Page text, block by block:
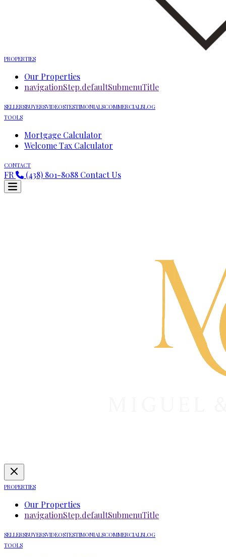
PROPERTIES
Our Properties
navigationStep.defaultSubmenuTitle
SELLERSBUYERSVIDEOSTESTIMONIALSCOMMERCIALBLOG
TOOLS
Mortgage Calculator
Welcome Tax Calculator
CONTACT
FR (438) 801-8088 Contact Us
PROPERTIES
Our Properties
navigationStep.defaultSubmenuTitle
SELLERSBUYERSVIDEOSTESTIMONIALSCOMMERCIALBLOG
TOOLS